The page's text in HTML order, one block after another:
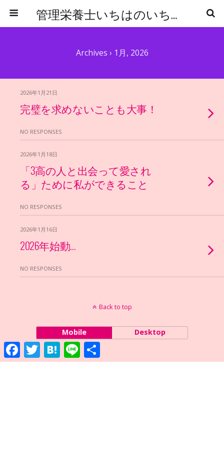
管理栄養士いちはのいちからはじめる食事管理
Archives › 1月, 2026
2026年1月21日
完璧を求めないことも大事！
NO RESPONSES
2026年1月18日
「3高の人と出会って愛され
る」ために私ができること
NO RESPONSES
2026年1月16日
2026年始動…
NO RESPONSES
Back to top
Mobile Desktop
FacebookTwitter Hatena Line